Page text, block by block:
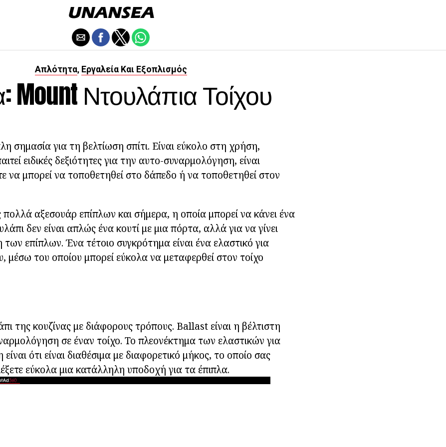
Απλότητα, Εργαλεία Και Εξοπλισμός
Mount Ντουλάπια Τοίχου
σημασία για τη βελτίωση σπίτι. Είναι εύκολο στη χρήση,
ειδικές δεξιότητες για την αυτο-συναρμολόγηση, είναι
να μπορεί να τοποθετηθεί στο δάπεδο ή να τοποθετηθεί στον
αξεσουάρ επίπλων και σήμερα, η οποία μπορεί να κάνει ένα
δεν είναι απλώς ένα κουτί με μια πόρτα, αλλά για να γίνει
επίπλων. Ένα τέτοιο συγκρότημα είναι ένα ελαστικό για
μέσω του οποίου μπορεί εύκολα να μεταφερθεί στον τοίχο
της κουζίνας με διάφορους τρόπους. Ballast είναι η βέλτιστη
σε έναν τοίχο. Το πλεονέκτημα των ελαστικών για
ότι είναι διαθέσιμα με διαφορετικό μήκος, το οποίο σας
εύκολα μια κατάλληλη υποδοχή για τα έπιπλα.